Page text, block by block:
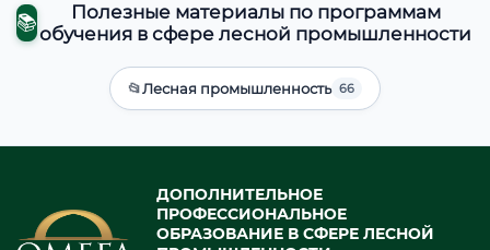
📚
Полезные материалы по программам
обучения в сфере лесной промышленности
📂Лесная промышленность 66
ДОПОЛНИТЕЛЬНОЕ
ПРОФЕССИОНАЛЬНОЕ
ОБРАЗОВАНИЕ В СФЕРЕ ЛЕСНОЙ